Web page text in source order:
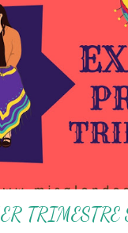
se propone que el
la gestión del
y las acciones que
Plan de Estudio
Sesión Ordinaria se les
acciones a
a fin de atender
docentes en est...
TRIMESTRE